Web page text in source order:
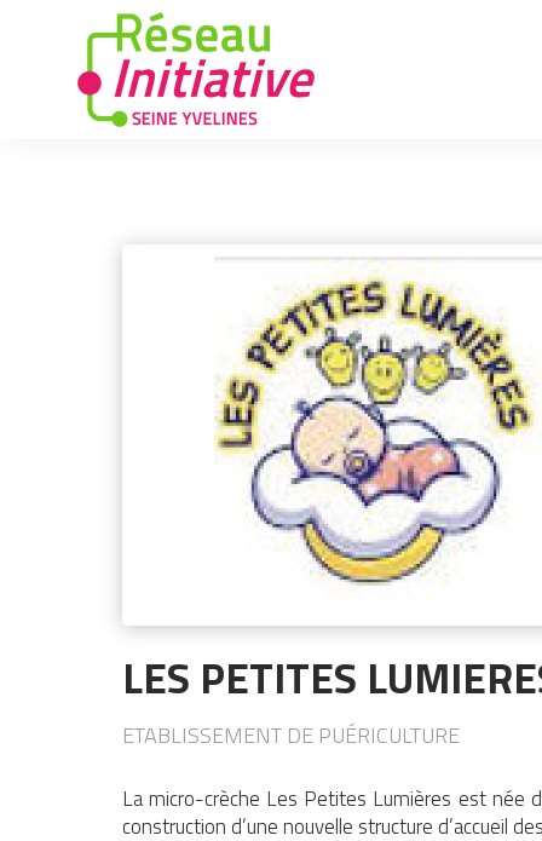
LES PETITES
ETABLISSEMENT DE PUÉRICULTURE
La micro-crèche Les Petites Lumières est née
construction d’une nouvelle structure d’accueil